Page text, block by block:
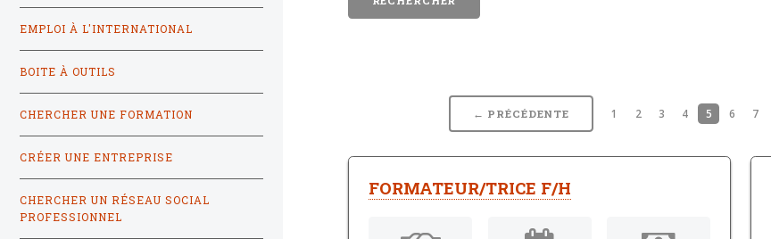
← PRÉCÉDENTE 1 2 3 4 5 6 7
FORMATEUR/TRICE F/H
EMPLOI À L'INTERNATIONAL
BOITE À OUTILS
CHERCHER UNE FORMATION
CRÉER UNE ENTREPRISE
CHERCHER UN RÉSEAU SOCIAL
PROFESSIONNEL